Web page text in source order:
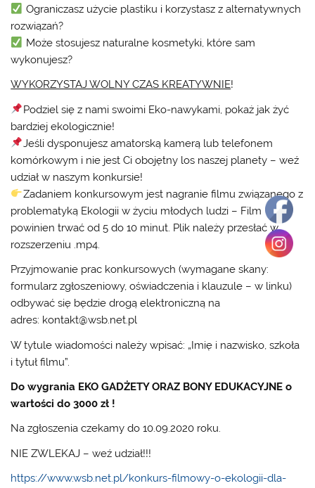
Ograniczasz użycie plastiku i korzystasz z alternatywnych
rozwiązań?
Może stosujesz naturalne kosmetyki, które sam
wykonujesz?
WYKORZYSTAJ WOLNY CZAS KREATYWNIE!
Podziel się z nami swoimi Eko-nawykami, pokaż jak żyć
bardziej ekologicznie!
Jeśli dysponujesz amatorską kamerą lub telefonem
komórkowym i nie jest Ci obojętny los naszej planety – weź
udział w naszym konkursie!
Zadaniem konkursowym jest nagranie filmu związanego z
problematyką Ekologii w życiu młodych ludzi – Film
powinien trwać od 5 do 10 minut. Plik należy przesłać w
rozszerzeniu .mp4.
Przyjmowanie prac konkursowych (wymagane skany:
formularz zgłoszeniowy, oświadczenia i klauzule – w linku)
odbywać się będzie drogą elektroniczną na
adres: kontakt@wsb.net.pl
W tytule wiadomości należy wpisać: „Imię i nazwisko, szkoła
i tytuł filmu”
Do wygrania EKO GADŻETY ORAZ BONY EDUKACYJNE o
wartości do 3000 zł !
Na zgłoszenia czekamy do 10.09.2020 roku.
NIE ZWLEKAJ – weź udział!!!
https://www.wsb.net.pl/konkurs-filmowy-o-ekologii-dla-